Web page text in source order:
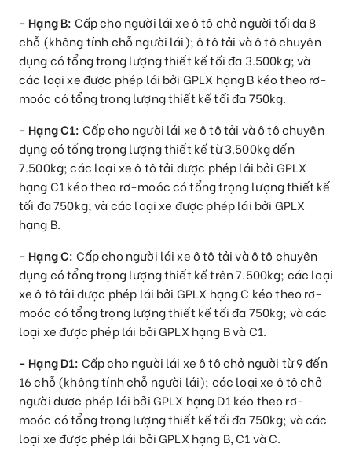
- Hạng B: Cấp cho người lái xe ô tô chở người tối đa 8
chỗ (không tính chỗ người lái); ô tô tải và ô tô chuyên
dụng có tổng trọng lượng thiết kế tối đa 3.500kg; và
các loại xe được phép lái bởi GPLX hạng B kéo theo rơ-
moóc có tổng trọng lượng thiết kế tối đa 750kg.
- Hạng C1: Cấp cho người lái xe ô tô tải và ô tô chuyên
dụng có tổng trọng lượng thiết kế từ 3.500kg đến
7.500kg; các loại xe ô tô tải được phép lái bởi GPLX
hạng C1 kéo theo rơ-moóc có tổng trọng lượng thiết kế
tối đa 750kg; và các loại xe được phép lái bởi GPLX
hạng B.
- Hạng C: Cấp cho người lái xe ô tô tải và ô tô chuyên
dụng có tổng trọng lượng thiết kế trên 7.500kg; các loại
xe ô tô tải được phép lái bởi GPLX hạng C kéo theo rơ-
moóc có tổng trọng lượng thiết kế tối đa 750kg; và các
loại xe được phép lái bởi GPLX hạng B và C1.
- Hạng D1: Cấp cho người lái xe ô tô chở người từ 9 đến
16 chỗ (không tính chỗ người lái); các loại xe ô tô chở
người được phép lái bởi GPLX hạng D1 kéo theo rơ-
moóc có tổng trọng lượng thiết kế tối đa 750kg; và các
loại xe được phép lái bởi GPLX hạng B, C1 và C.